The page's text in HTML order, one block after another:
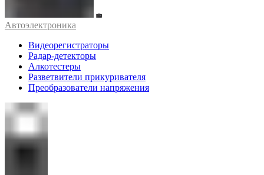
Автоэлектроника
Видеорегистраторы
Радар-детекторы
Алкотестеры
Разветвители прикуривателя
Преобразователи напряжения